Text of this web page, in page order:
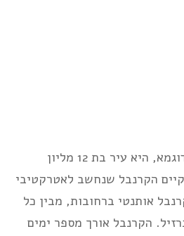
העיר באהיה שבברזיל לדוגמא, היא עיר בת 12 מליון
הקרנבל שנחשב לאטרקטיבי
אותנטי ברחובות, מבין כל
הקרנבל אורך מספר ימים